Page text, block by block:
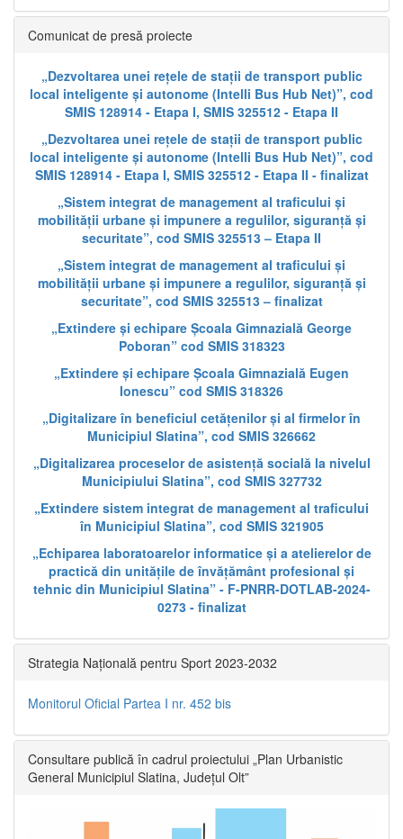
Comunicat de presă proiecte
„Dezvoltarea unei rețele de stații de transport public
local inteligente și autonome (Intelli Bus Hub Net)”, cod
SMIS 128914 - Etapa I, SMIS 325512 - Etapa II
„Dezvoltarea unei rețele de stații de transport public
local inteligente și autonome (Intelli Bus Hub Net)”, cod
SMIS 128914 - Etapa I, SMIS 325512 - Etapa II - finalizat
„Sistem integrat de management al traficului și
mobilității urbane și impunere a regulilor, siguranță și
securitate”, cod SMIS 325513 – Etapa II
„Sistem integrat de management al traficului și
mobilității urbane și impunere a regulilor, siguranță și
securitate”, cod SMIS 325513 – finalizat
„Extindere și echipare Școala Gimnazială George
Poboran” cod SMIS 318323
„Extindere și echipare Școala Gimnazială Eugen
Ionescu” cod SMIS 318326
„Digitalizare în beneficiul cetățenilor și al firmelor în
Municipiul Slatina”, cod SMIS 326662
„Digitalizarea proceselor de asistență socială la nivelul
Municipiului Slatina”, cod SMIS 327732
„Extindere sistem integrat de management al traficului
în Municipiul Slatina”, cod SMIS 321905
„Echiparea laboratoarelor informatice și a atelierelor de
practică din unitățile de învățământ profesional și
tehnic din Municipiul Slatina” - F-PNRR-DOTLAB-2024-
0273 - finalizat
Strategia Națională pentru Sport 2023-2032
Monitorul Oficial Partea I nr. 452 bis
Consultare publică în cadrul proiectului „Plan Urbanistic
General Municipiul Slatina, Județul Olt”